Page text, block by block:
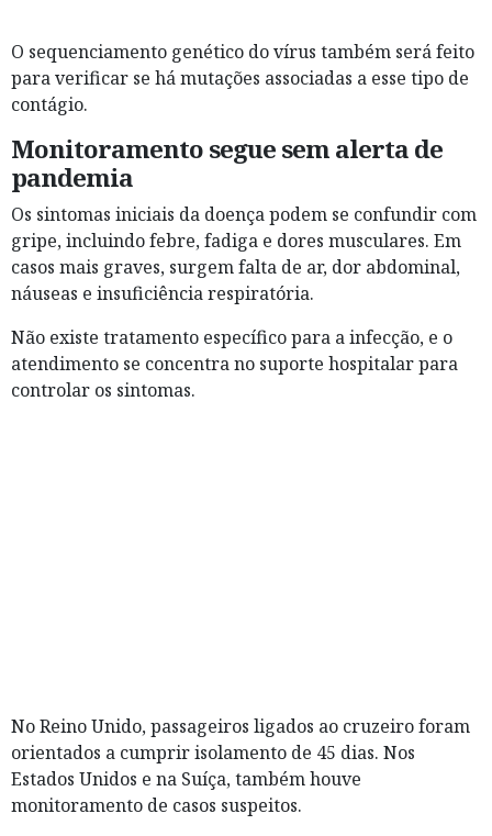
O sequenciamento genético do vírus também será feito
para verificar se há mutações associadas a esse tipo de
contágio.
Monitoramento segue sem alerta de
pandemia
Os sintomas iniciais da doença podem se confundir com
gripe, incluindo febre, fadiga e dores musculares. Em
casos mais graves, surgem falta de ar, dor abdominal,
náuseas e insuficiência respiratória.
Não existe tratamento específico para a infecção, e o
atendimento se concentra no suporte hospitalar para
controlar os sintomas.
No Reino Unido, passageiros ligados ao cruzeiro foram
orientados a cumprir isolamento de 45 dias. Nos
Estados Unidos e na Suíça, também houve
monitoramento de casos suspeitos.